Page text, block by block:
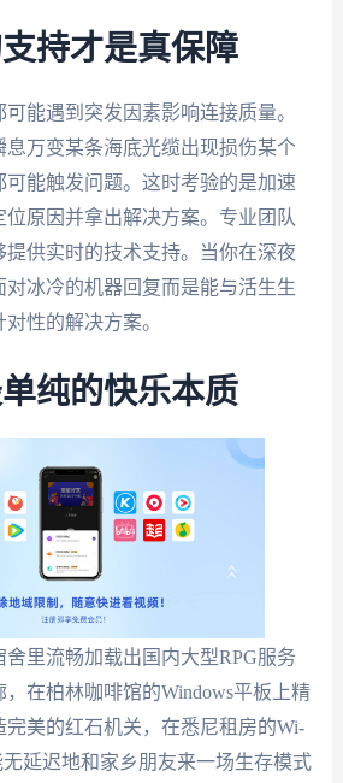
持才是真保障
能遇到突发因素影响连接质量。
息万变某条海底光缆出现损伤某个
可能触发问题。这时考验的是加速
原因并拿出解决方案。专业团队
提供实时的技术支持。当你在深夜
对冰冷的机器回复而是能与活生生
性的解决方案。
纯的快乐本质
里流畅加载出国内大型RPG服务
在柏林咖啡馆的Windows平板上精
美的红石机关，在悉尼租房的Wi-
延迟地和家乡朋友来一场生存模式